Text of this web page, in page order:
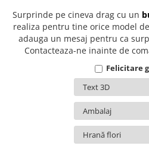
Surprinde pe cineva drag cu un
realiza pentru tine orice model de
adauga un mesaj pentru ca
Contacteaza-ne inainte de
Felicitare